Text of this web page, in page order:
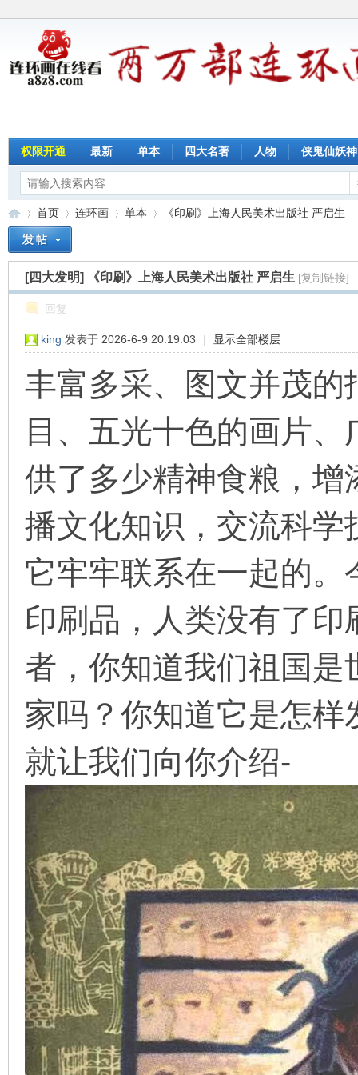
权限开通 最新 单本 四大名著 人物 侠鬼仙妖神
»
首页
›
连环画
›
单本
›
《印刷》上海人民美术出版社 严启生
[四大发明] 《印刷》上海人民美术出版社 严启生 [复制链接]
回复
king 发表于 2026-6-9 20:19:03 | 显示全部楼层
丰富多采、图文并茂
目、五光十色的画片
供了多少精神食粮，
播文化知识，交流科
它牢牢联系在一起的
印刷品，人类没有了
者，你知道我们祖国
家吗？你知道它是怎
就让我们向你介绍-